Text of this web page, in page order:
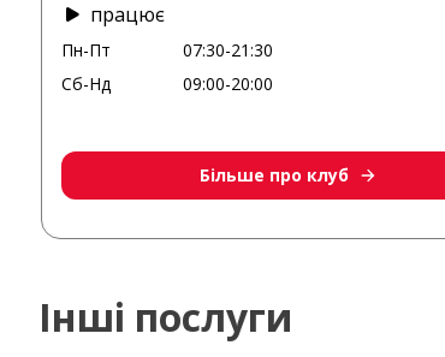
працює
Пн-Пт
07:30-21:30
Сб-Нд
09:00-20:00
Більше про клуб
Інші послуги